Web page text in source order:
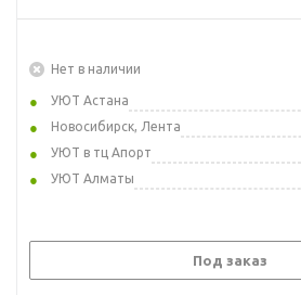
Нет в наличии
УЮТ Астана
Новосибирск, Лента
УЮТ в тц Апорт
УЮТ Алматы
Под заказ